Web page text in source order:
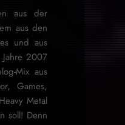
aus der
aus den
und aus
2007
Mix aus
Games,
Metal
soll! Denn